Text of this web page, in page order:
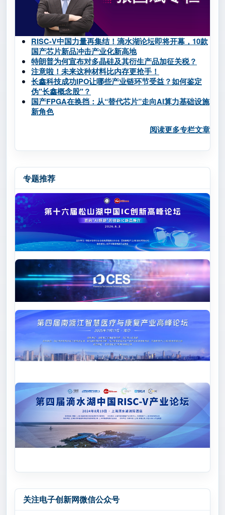
RISC-V中国力量再集结！滴水湖论坛即将开幕，10款
国产芯片新品冲击产业化新高地
特朗普为何宣布对多晶硅及其衍生产品加征关税？
注意啦！未来这种材料比内存更抢手！
长鑫科技成功IPO让哪些产业链环节受益？如何鉴定
伪"长鑫概念股"？
国产FPGA在换挡：从“替代芯片”走向AI算力基础设施
新角色
阅读更多专栏文章
专题推荐
关注电子创新网微信公众号